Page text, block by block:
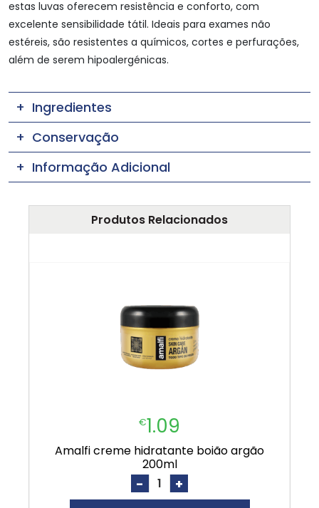
estas luvas oferecem resistência e conforto, com
excelente sensibilidade tátil. Ideais para exames não
estéreis, são resistentes a químicos, cortes e perfurações,
além de serem hipoalergénicas.
Ingredientes
Conservação
Informação Adicional
Produtos Relacionados
€1.09
amalfi creme hidratante boião argão
200ml
- +